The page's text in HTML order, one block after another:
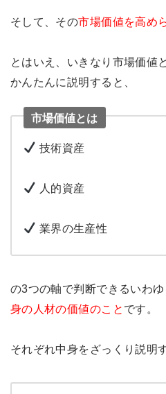
そして、その市場価値を高め
とはいえ、いきなり市場価値
かんたんに説明すると、
市場価値とは
技術資産
人的資産
業界の生産性
の3つの軸で判断できるいわ
身の人材の価値のこと です。
それぞれ中身をざっくり説明